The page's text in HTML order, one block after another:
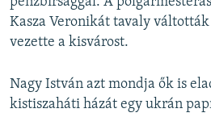
Kasza Veronikát tavaly
vezette a kisvárost.
Nagy István azt mondja ők is
kistiszaháti házát egy ukrán